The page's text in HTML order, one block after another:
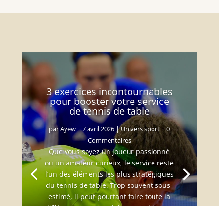
3 exercices incontournables
pour booster votre service
de tennis de table
parAyew |7 avril 2026 |Univers sport| 0
Commentaires
Que vous soyez un joueur passionné
ou un amateur curieux, le service reste
l’un des éléments les plus stratégiques
du tennis de table. Trop souvent sous-
estimé, il peut pourtant faire toute la